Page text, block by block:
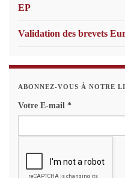
EP
Validation des brevets
ABONNEZ-VOUS À NOTRE
Votre E-mail *